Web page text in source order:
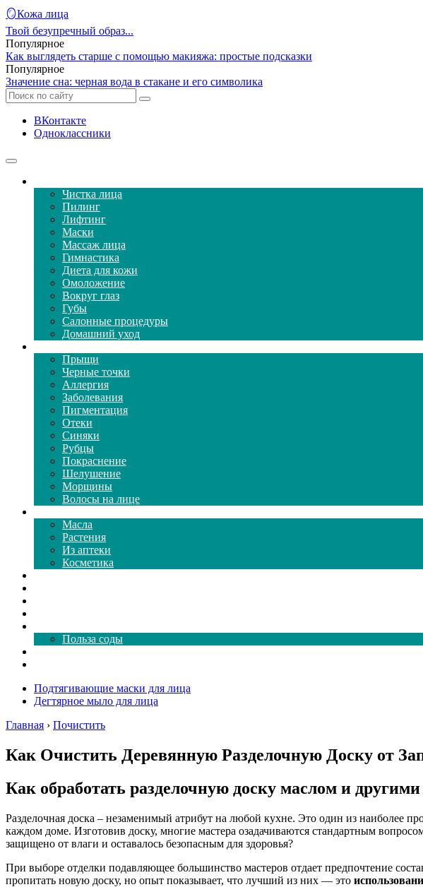
🪞Кожа лица
Твой безупречный образ...
Популярное
Как выглядеть старше с помощью макияжа: простые подсказки
Популярное
Значение сна: черная вода в стакане и его символика
ВКонтакте
Одноклассники
Чистка лица
Пилинг
Лифтинг
Маски
Массаж лица
Гимнастика
Диета для кожи
Омоложение
Вокруг глаз
Губы
Салонные процедуры
Домашний уход
Прыщи
Черные точки
Аллергия
Заболевания
Пигментация
Отеки
Синяки
Рубцы
Покраснение
Шелушение
Морщины
Волосы на лице
Масла
Растения
Из аптеки
Косметика
Польза соды
Подтягивающие маски для лица
Дегтярное мыло для лица
Главная › Почистить
Как Очистить Деревянную Разделочную Доску от
Как обработать разделочную доску маслом и
Разделочная доска – незаменимый атрибут на любой кухне. Это один из наиболее
каждом доме. Изготовив доску, многие мастера озадачиваются стандартным
защищено от влаги и оставалось безопасным для здоровья?
При выборе отделки подавляющее большинство мастеров отдает предпочтение
пропитать новую доску, но опыт показывает, что лучший из них — это